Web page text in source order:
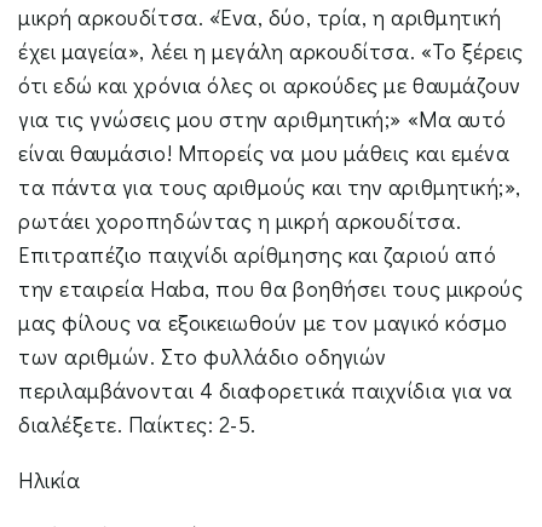
μικρή αρκουδίτσα. «Ένα, δύο, τρία, η αριθμητική
έχει μαγεία», λέει η μεγάλη αρκουδίτσα. «Το ξέρεις
ότι εδώ και χρόνια όλες οι αρκούδες με θαυμάζουν
για τις γνώσεις μου στην αριθμητική;» «Μα αυτό
είναι θαυμάσιο! Μπορείς να μου μάθεις και εμένα
τα πάντα για τους αριθμούς και την αριθμητική;»,
ρωτάει χοροπηδώντας η μικρή αρκουδίτσα.
Επιτραπέζιο παιχνίδι αρίθμησης και ζαριού από
την εταιρεία Hαba, που θα βοηθήσει τους μικρούς
μας φίλους να εξοικειωθούν με τον μαγικό κόσμο
των αριθμών. Στο φυλλάδιο οδηγιών
περιλαμβάνονται 4 διαφορετικά παιχνίδια για να
διαλέξετε. Παίκτες: 2-5.
Ηλικία